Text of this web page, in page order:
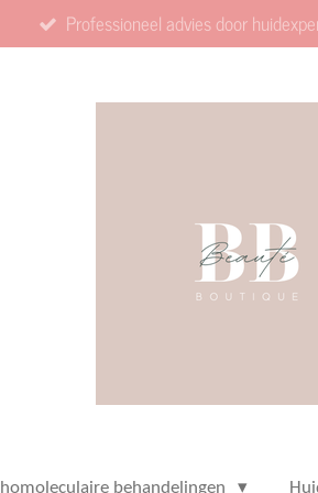
Professioneel advies door
behandelingen